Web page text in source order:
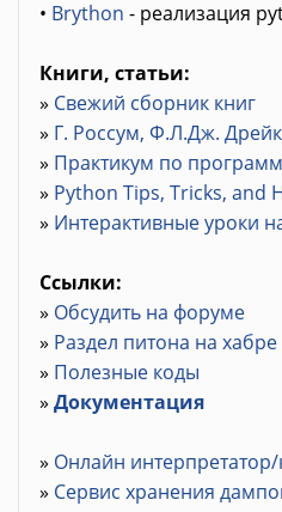
• Brython - реализация
Книги, статьи:
» Свежий сборник книг
» Г. Россум, Ф.Л.Дж.
» Практикум по
» Python Tips, Tricks, and
» Интерактивные уроки
Ссылки:
» Обсудить на форуме
» Раздел питона на хабре
» Полезные коды
» Документация
» Онлайн
» Сервис хранения